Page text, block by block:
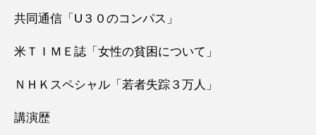
共同通信「U３０のコンパス」
米ＴＩＭＥ誌「女性の貧困について」
ＮＨＫスペシャル「若者失踪３万人」
講演歴